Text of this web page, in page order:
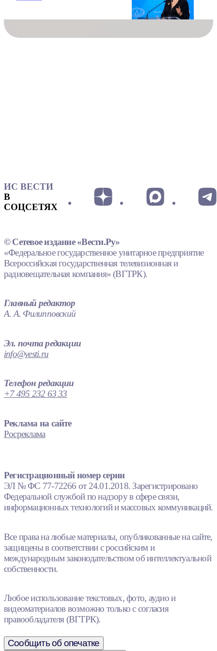
ИС ВЕСТИ
В
СОЦСЕТЯХ
© Сетевое издание «Вести.Ру»
«Федеральное государственное унитарное предприятие
Всероссийская государственная телевизионная и
радиовещательная компания» (ВГТРК).
Главный редактор
А. А. Филипповский
Эл. почта редакции
info@vesti.ru
Телефон редакции
+7 495 232 63 33
Реклама на сайте
Росреклама
Регистрационный номер серии
ЭЛ № ФС 77-72266 от 24.01.2018. Зарегистрировано
Федеральной службой по надзору в сфере связи,
информационных технологий и массовых коммуникаций.
Все права на любые материалы, опубликованные на сайте,
защищены в соответствии с российским и
международным законодательством об интеллектуальной
собственности.
Любое использование текстовых, фото, аудио и
видеоматериалов возможно только с согласия
правообладателя (ВГТРК).
Сообщить об опечатке